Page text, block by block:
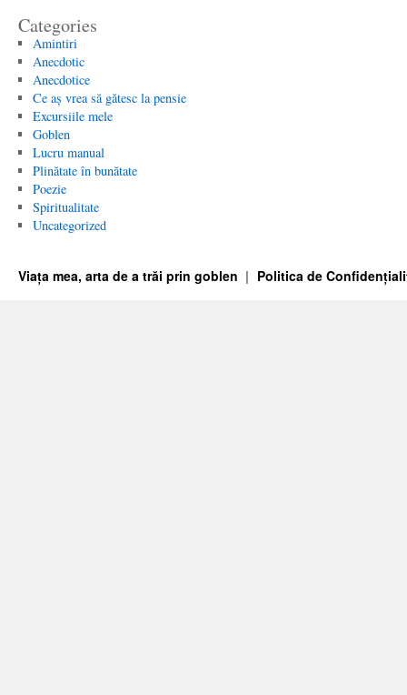
Categories
Amintiri
Anecdotic
Anecdotice
Ce aș vrea să gătesc la pensie
Excursiile mele
Goblen
Lucru manual
Plinătate în bunătate
Poezie
Spiritualitate
Uncategorized
Viața mea, arta de a trăi prin goblen Politica de